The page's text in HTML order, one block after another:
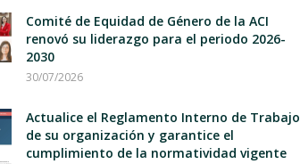
Comité de Equidad de Género de la ACI
renovó su liderazgo para el periodo 2026-
2030
30/07/2026
Actualice el Reglamento Interno de Trabajo
de su organización y garantice el
cumplimiento de la normatividad vigente